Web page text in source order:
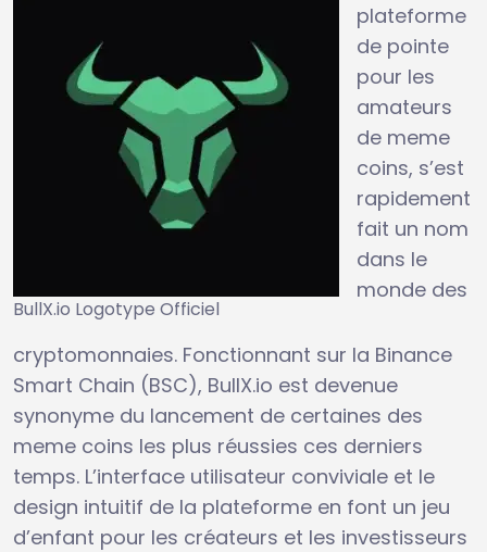
BullX.io Logotype Officiel
plateforme
de pointe
pour les
amateurs
de meme
coins, s’est
rapidement
fait un nom
dans le
monde des
cryptomonnaies. Fonctionnant sur la Binance
Smart Chain (BSC), BullX.io est devenue
synonyme du lancement de certaines des
meme coins les plus réussies ces derniers
temps. L’interface utilisateur conviviale et le
design intuitif de la plateforme en font un jeu
d’enfant pour les créateurs et les investisseurs